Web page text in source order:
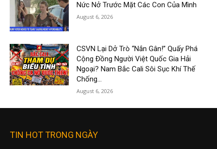
Nức Nở Trước Mặt Các Con Của Mình
August 6, 2026
CSVN Lại Dở Trò “Nắn Gân!” Quấy Phá
Cộng Đồng Người Việt Quốc Gia Hải
Ngoại? Nam Bắc Cali Sôi Sục Khí Thế
Chống...
August 6, 2026
TIN HOT TRONG NGÀY